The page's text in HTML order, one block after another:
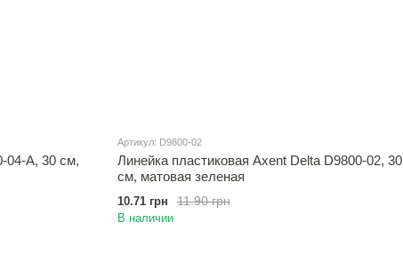
04-A, 30 см,
Артикул: D9800-02
Линейка пластиковая Axent Delta D9800-02, 30
см, матовая зеленая
11.90 грн
10.71 грн
В наличии